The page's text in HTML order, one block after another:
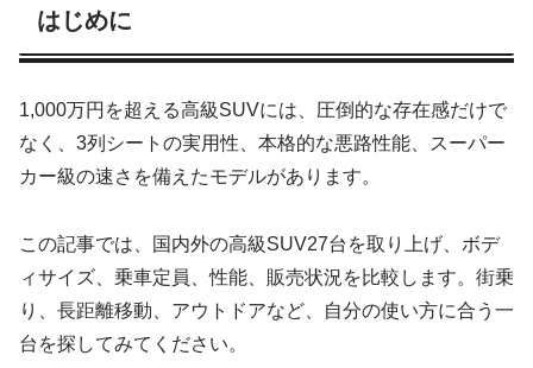
はじめに
1,000万円を超える高級SUVには、圧倒的な存在感だけで
なく、3列シートの実用性、本格的な悪路性能、スーパー
カー級の速さを備えたモデルがあります。
この記事では、国内外の高級SUV27台を取り上げ、ボデ
ィサイズ、乗車定員、性能、販売状況を比較します。街乗
り、長距離移動、アウトドアなど、自分の使い方に合う一
台を探してみてください。